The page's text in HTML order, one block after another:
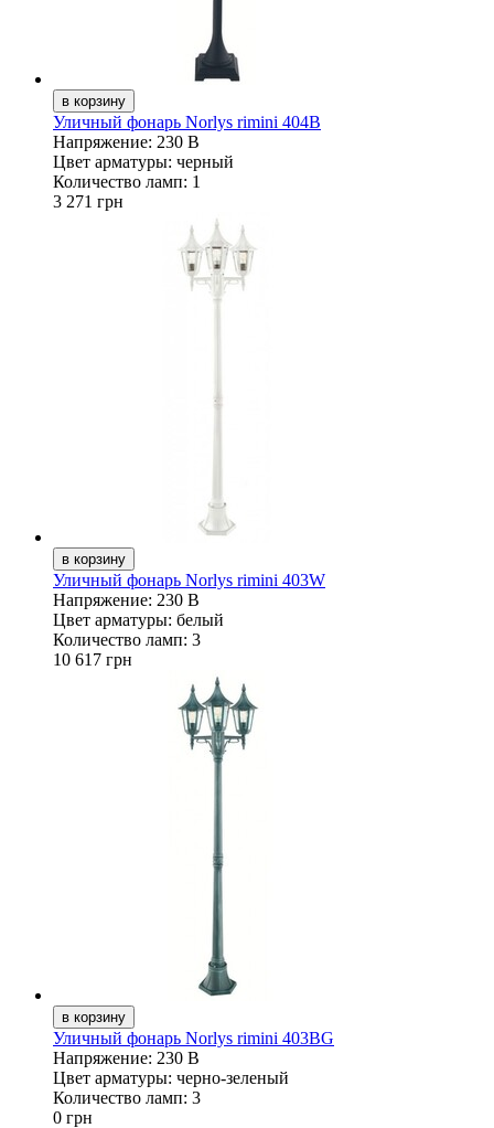
Уличный фонарь Norlys rimini 404B
Напряжение: 230 В
Цвет арматуры: черный
Количество ламп: 1
3 271 грн
Уличный фонарь Norlys rimini 403W
Напряжение: 230 В
Цвет арматуры: белый
Количество ламп: 3
10 617 грн
Уличный фонарь Norlys rimini 403BG
Напряжение: 230 В
Цвет арматуры: черно-зеленый
Количество ламп: 3
0 грн